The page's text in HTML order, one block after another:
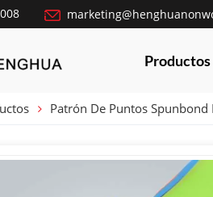
Productos
Patrón De Puntos Spunbond